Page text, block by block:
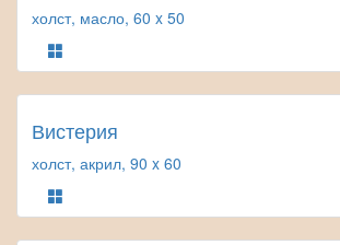
холст, масло, 60 x 50
Вистерия
холст, акрил, 90 x 60